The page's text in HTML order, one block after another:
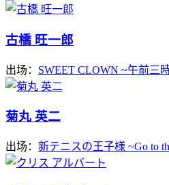
古橋 旺一郎
出场： SWEET CLOWN ~午前三
菊丸 英二
出场： 新テニスの王子様 ~Go to